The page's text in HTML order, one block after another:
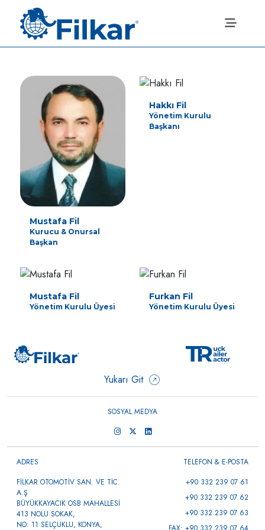
Mustafa Fil
Kurucu & Onursal
Başkan
Hakkı Fil
Yönetim Kurulu
Başkanı
Mustafa Fil
Yönetim Kurulu Üyesi
Furkan Fil
Yönetim Kurulu Üyesi
Yukarı Git
SOSYAL MEDYA
ADRES
FİLKAR OTOMOTİV SAN. VE TİC.
A.Ş
BÜYÜKKAYACIK OSB MAHALLESİ
413 NOLU SOKAK,
NO: 11 SELÇUKLU, KONYA,
TELEFON & E-POSTA
+90 332 239 07 61
+90 332 239 07 62
+90 332 239 07 63